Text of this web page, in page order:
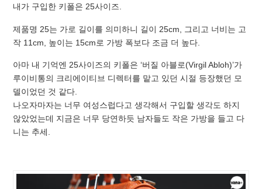
내가 구입한 키폴은 25사이즈.
제품명 25는 가로 길이를 의미하니 길이 25cm, 그리고 너비는 고
작 11cm, 높이는 15cm로 가방 폭보다 조금 더 높다.
아마 내 기억엔 25사이즈의 키폴은 ‘버질 아블로(Virgil Abloh)’가
루이비통의 크리에이티브 디렉터를 맡고 있던 시절 등장했던 모
델이었던 것 같다.
나오자마자는 너무 여성스럽다고 생각해서 구입할 생각도 하지
않았었는데 지금은 너무 당연하듯 남자들도 작은 가방을 들고 다
니는 추세.